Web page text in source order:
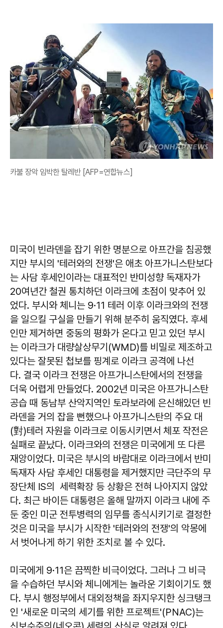
카불 장악 임박한 탈레반 [AFP=연합뉴스]
미국이 빈라덴을 잡기 위한 명분으로 아프간을 침공했
지만 부시의 '테러와의 전쟁'은 애초 아프가니스탄보다
는 사담 후세인이라는 대표적인 반미성향 독재자가
20여년간 철권 통치하던 이라크에 초점이 맞추어 있
었다. 부시와 체니는 9·11 테러 이후 이라크와의 전쟁
을 일으킬 구실을 만들기 위해 분주히 움직였다. 후세
인만 제거하면 중동의 평화가 온다고 믿고 있던 부시
는 이라크가 대량살상무기(WMD)를 비밀로 제조하고
있다는 잘못된 첩보를 핑계로 이라크 공격에 나선
다. 결국 이라크 전쟁은 아프가니스탄에서의 전쟁을
더욱 어렵게 만들었다. 2002년 미국은 아프가니스탄
공습 때 동남부 산악지역인 토라보라에 은신해있던 빈
라덴을 거의 잡을 뻔했으나 아프가니스탄의 주요 대
(對)테러 자원을 이라크로 이동시키면서 체포 작전은
실패로 끝났다. 이라크와의 전쟁은 미국에게 또 다른
재앙이었다. 미국은 부시의 바람대로 이라크에서 반미
독재자 사담 후세인 대통령을 제거했지만 극단주의 무
장단체 IS의 세력확장 등 상황은 전혀 나아지지 않았
다. 최근 바이든 대통령은 올해 말까지 이라크 내에 주
둔 중인 미군 전투병력의 임무를 종식시키기로 결정한
것은 미국을 부시가 시작한 '테러와의 전쟁'의 악몽에
서 벗어나게 하기 위한 조치로 볼 수 있다.
미국에게 9·11은 끔찍한 비극이었다. 그러나 그 비극
을 수습하던 부시와 체니에게는 놀라운 기회이기도 했
다. 부시 행정부에서 대외정책을 좌지우지한 싱크탱크
인 ​'새로운 미국의 세기를 위한 프로젝트'(PNAC)는